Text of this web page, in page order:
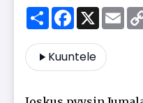
ShareFacebook
X
Kuuntele